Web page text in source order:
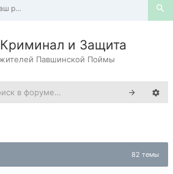
Павшинская Пойма - Наш район
и Защита
Павшинской Поймы
82 темы